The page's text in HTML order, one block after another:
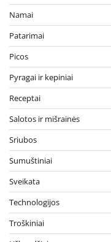
Namai
Patarimai
Picos
Pyragai ir kepiniai
Receptai
Salotos ir mišrainės
Sriubos
Sumuštiniai
Sveikata
Technologijos
Troškiniai